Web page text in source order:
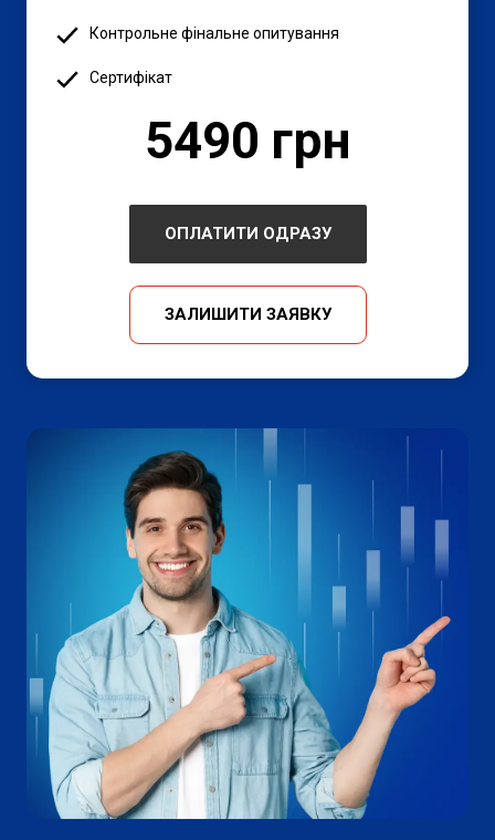
Контрольне фінальне опитування
Сертифікат
5490 грн
ОПЛАТИТИ ОДРАЗУ
ЗАЛИШИТИ ЗАЯВКУ